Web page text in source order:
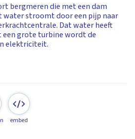
bergmeren die met een dam
water stroomt door een pijp naar
Dat water heeft
een grote turbine wordt de
elektriciteit.
embed